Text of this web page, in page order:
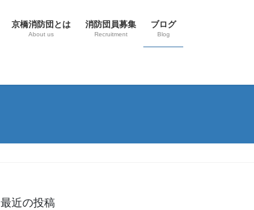
京橋消防団とは
About us
消防団員募集
Recruitment
ブログ
Blog
最近の投稿